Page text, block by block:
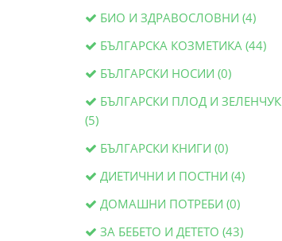
БИО И ЗДРАВОСЛОВНИ (4)
БЪЛГАРСКА КОЗМЕТИКА (44)
БЪЛГАРСКИ НОСИИ (0)
БЪЛГАРСКИ ПЛОД И ЗЕЛЕНЧУК
(5)
БЪЛГАРСКИ КНИГИ (0)
ДИЕТИЧНИ И ПОСТНИ (4)
ДОМАШНИ ПОТРЕБИ (0)
ЗА БЕБЕТО И ДЕТЕТО (43)